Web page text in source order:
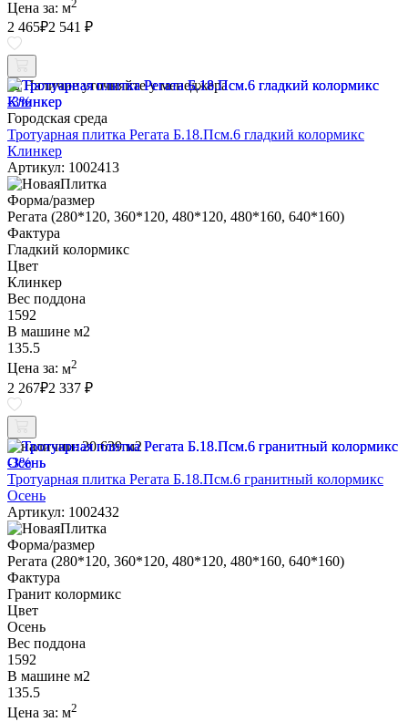
Цена за: м2
2 465₽2 541 ₽
Наличие уточняйте у менеджера
-3%
Городская среда
Тротуарная плитка Регата Б.18.Псм.6 гладкий колормикс
Клинкер
Артикул: 1002413
Форма/размер
Регата (280*120, 360*120, 480*120, 480*160, 640*160)
Фактура
Гладкий колормикс
Цвет
Клинкер
Вес поддона
1592
В машине м2
135.5
Цена за: м2
2 267₽2 337 ₽
В наличии: 20.639 м2
-3%
Тротуарная плитка Регата Б.18.Псм.6 гранитный колормикс
Осень
Артикул: 1002432
Форма/размер
Регата (280*120, 360*120, 480*120, 480*160, 640*160)
Фактура
Гранит колормикс
Цвет
Осень
Вес поддона
1592
В машине м2
135.5
Цена за: м2